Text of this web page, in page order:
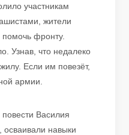
участникам
жители
помочь фронту.
Узнав, что недалеко
Если им повезёт,
армии.
Василия
осваивали навыки